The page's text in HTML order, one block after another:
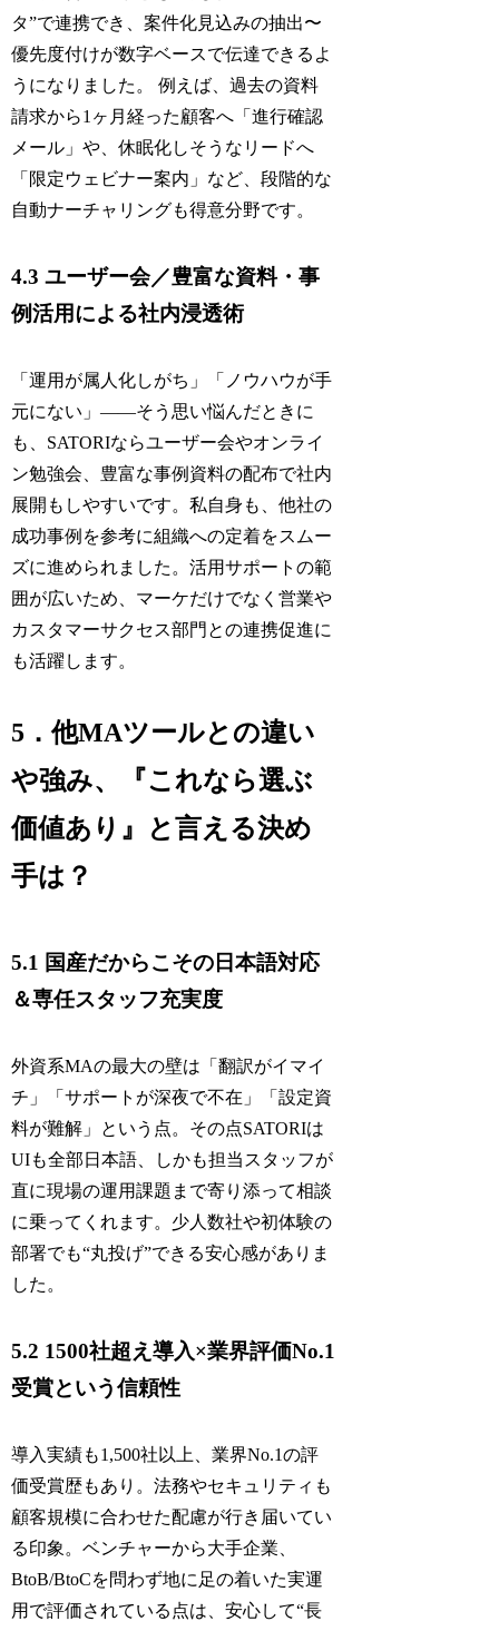
タ”で連携でき、案件化見込みの抽出〜
優先度付けが数字ベースで伝達できるよ
うになりました。 例えば、過去の資料
請求から1ヶ月経った顧客へ「進行確認
メール」や、休眠化しそうなリードへ
「限定ウェビナー案内」など、段階的な
自動ナーチャリングも得意分野です。
4.3 ユーザー会／豊富な資料・事
例活用による社内浸透術
「運用が属人化しがち」「ノウハウが手
元にない」――そう思い悩んだときに
も、SATORIならユーザー会やオンライ
ン勉強会、豊富な事例資料の配布で社内
展開もしやすいです。私自身も、他社の
成功事例を参考に組織への定着をスムー
ズに進められました。活用サポートの範
囲が広いため、マーケだけでなく営業や
カスタマーサクセス部門との連携促進に
も活躍します。
5．他MAツールとの違い
や強み、『これなら選ぶ
価値あり』と言える決め
手は？
5.1 国産だからこその日本語対応
＆専任スタッフ充実度
外資系MAの最大の壁は「翻訳がイマイ
チ」「サポートが深夜で不在」「設定資
料が難解」という点。その点SATORIは
UIも全部日本語、しかも担当スタッフが
直に現場の運用課題まで寄り添って相談
に乗ってくれます。少人数社や初体験の
部署でも“丸投げ”できる安心感がありま
した。
5.2 1500社超え導入×業界評価No.1
受賞という信頼性
導入実績も1,500社以上、業界No.1の評
価受賞歴もあり。法務やセキュリティも
顧客規模に合わせた配慮が行き届いてい
る印象。ベンチャーから大手企業、
BtoB/BtoCを問わず地に足の着いた実運
用で評価されている点は、安心して“長